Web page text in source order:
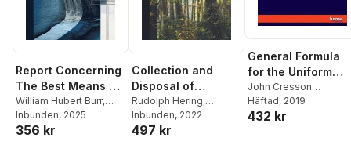
Report Concerning
The Best Means Of
Securing An
Additional Water
Supply From The
William Hubert Burr,
Rudolph Hering
Inbunden, 2025
356 kr
Collection and
Disposal of
Municipal Refuse
Rudolph Hering,
Samuel A Greeley
Inbunden, 2022
497 kr
General Formula
for the Uniform
Flow of Water in
Rivers and Other
Channels
John Cresson
Trautwine,Wilhelm R
Kutter ,Rudolph Hering
Häftad, 2019
432 kr